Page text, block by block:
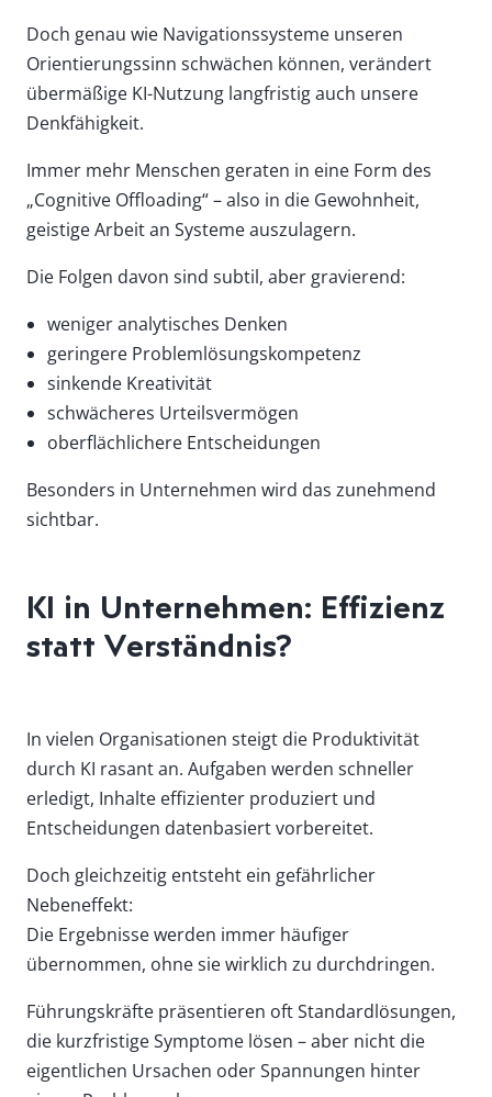
Doch genau wie Navigationssysteme unseren
Orientierungssinn schwächen können, verändert
übermäßige KI-Nutzung langfristig auch unsere
Denkfähigkeit.
Immer mehr Menschen geraten in eine Form des
„Cognitive Offloading“ – also in die Gewohnheit,
geistige Arbeit an Systeme auszulagern.
Die Folgen davon sind subtil, aber gravierend:
weniger analytisches Denken
geringere Problemlösungskompetenz
sinkende Kreativität
schwächeres Urteilsvermögen
oberflächlichere Entscheidungen
Besonders in Unternehmen wird das zunehmend
sichtbar.
KI in Unternehmen: Effizienz
statt Verständnis?
In vielen Organisationen steigt die Produktivität
durch KI rasant an. Aufgaben werden schneller
erledigt, Inhalte effizienter produziert und
Entscheidungen datenbasiert vorbereitet.
Doch gleichzeitig entsteht ein gefährlicher
Nebeneffekt:
Die Ergebnisse werden immer häufiger
übernommen, ohne sie wirklich zu durchdringen.
Führungskräfte präsentieren oft Standardlösungen,
die kurzfristige Symptome lösen – aber nicht die
eigentlichen Ursachen oder Spannungen hinter